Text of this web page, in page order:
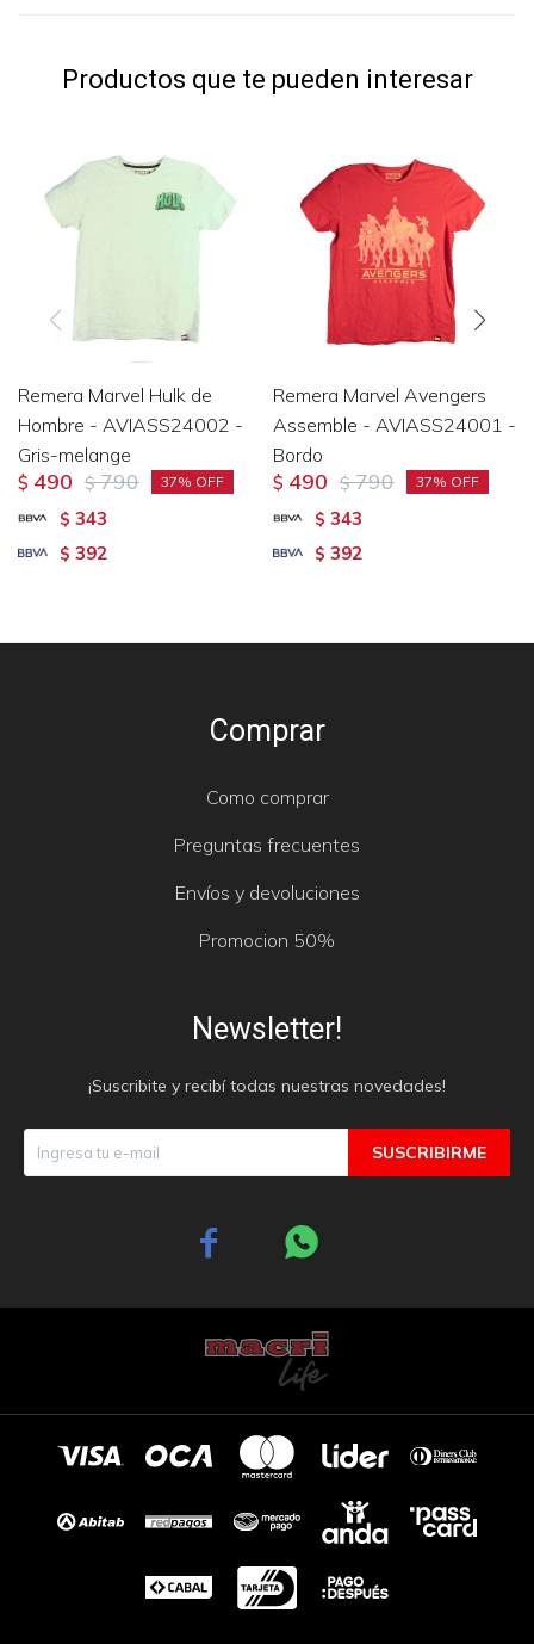
Productos que te pueden interesar
Remera Marvel Hulk de
Hombre - AVIASS24002 -
Gris-melange
$ 490 $ 790 37
$ 343
$ 392
Remera Marvel Avengers
Assemble - AVIASS24001 -
Bordo
$ 490 $ 790 37
$ 343
$ 392
Comprar
Como comprar
Preguntas frecuentes
Envíos y devoluciones
Promocion 50%
Newsletter!
¡Suscribite y recibí todas nuestras novedades!
SUSCRIBIRME
 